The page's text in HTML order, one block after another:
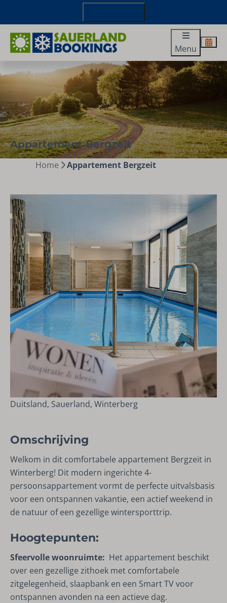
Menu
Appartement Bergzeit
Home Appartement Bergzeit
Duitsland, Sauerland, Winterberg
Omschrijving
Welkom in dit comfortabele appartement Bergzeit in
Winterberg! Dit modern ingerichte 4-
persoonsappartement vormt de perfecte uitvalsbasis
voor een ontspannen vakantie, een actief weekend in
de natuur of een gezellige wintersporttrip.
Hoogtepunten:
Sfeervolle woonruimte: Het appartement beschikt
over een gezellige zithoek met comfortabele
zitgelegenheid, slaapbank en een Smart TV voor
ontspannen avonden na een actieve dag.